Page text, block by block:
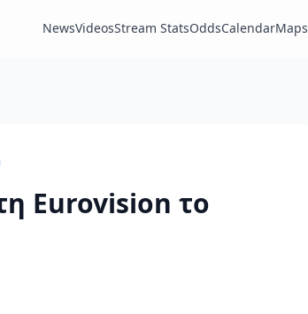
NewsVideosStream StatsOddsCalendarMaps
Eurovision το